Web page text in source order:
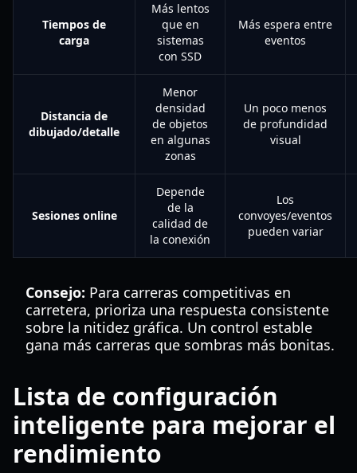
Tiempos de
carga
Más lentos
que en
sistemas
con SSD
Más espera entre
eventos
Distancia de
dibujado/detalle
Menor
densidad
de objetos
en algunas
zonas
Un poco menos
de profundidad
visual
Sesiones online
Depende
de la
calidad de
la conexión
Los
convoyes/eventos
pueden variar
Consejo: Para carreras competitivas en
carretera, prioriza una respuesta consistente
sobre la nitidez gráfica. Un control estable
gana más carreras que sombras más bonitas.
Lista de configuración
inteligente para mejorar el
rendimiento